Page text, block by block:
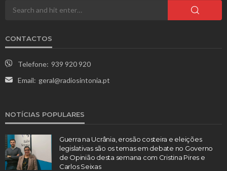
CONTACTOS
Telefone: 939 920 920
Email: geral@radiosintonia.pt
NOTÍCIAS POPULARES
Guerra na Ucrânia, erosão costeira e eleições
legislativas são os temas em debate no Governo
de Opinião desta semana com Cristina Pires e
Carlos Seixas